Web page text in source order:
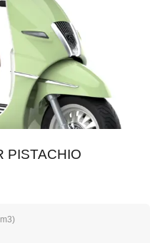
PISTACHIO